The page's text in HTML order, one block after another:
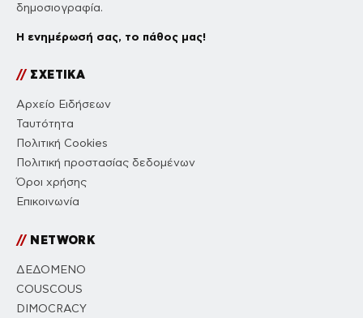
δημοσιογραφία.
Η ενημέρωσή σας, το πάθος μας!
//ΣΧΕΤΙΚΑ
Αρχείο Ειδήσεων
Ταυτότητα
Πολιτική Cookies
Πολιτική προστασίας δεδομένων
Όροι χρήσης
Επικοινωνία
//NETWORK
ΔΕΔΟΜΕΝΟ
COUSCOUS
DIMOCRACY